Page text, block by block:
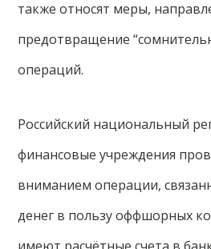
также относят меры,
предотвращение
операций.
Российский национальный
финансовые учреждения
вниманием операции,
денег в пользу оффшорных